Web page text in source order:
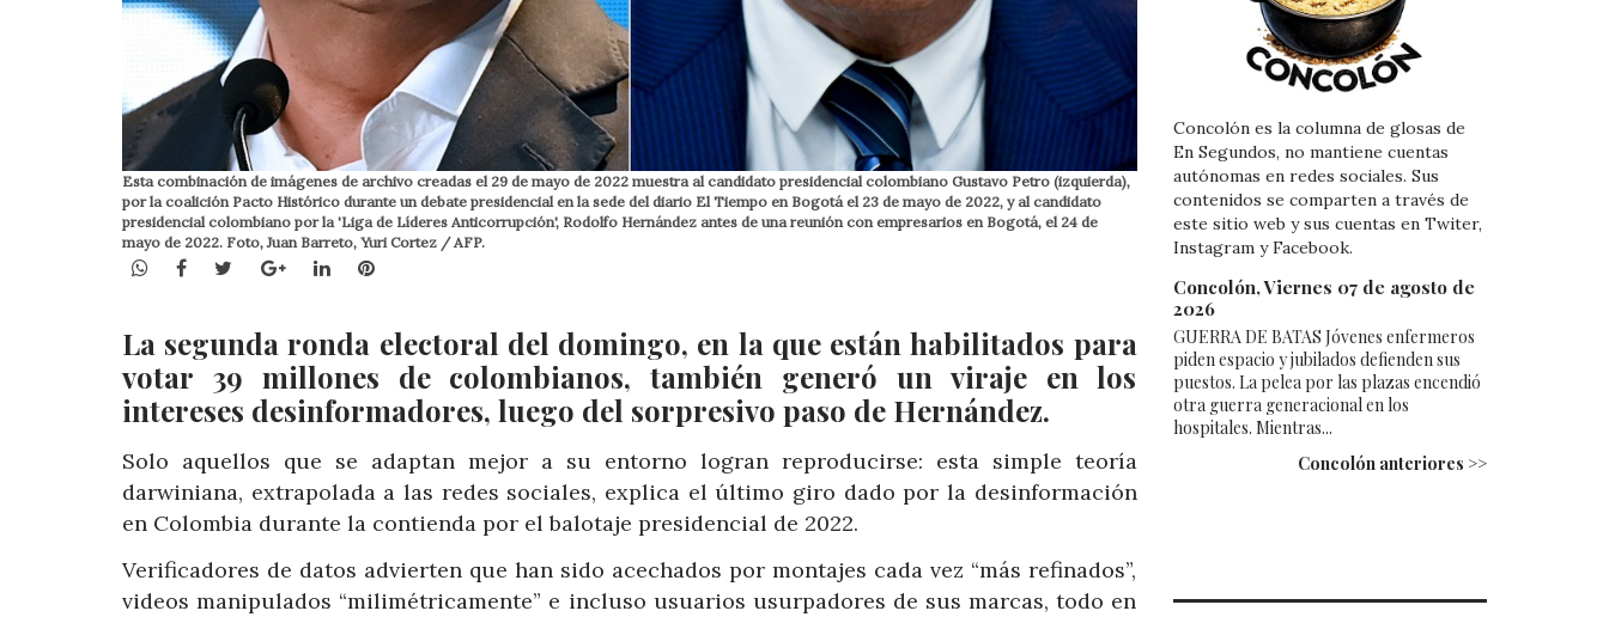
Esta combinación de imágenes de archivo creadas el 29 de mayo de 2022 muestra al candidato presidencial colombiano Gustavo Petro (izquierda),
por la coalición Pacto Histórico durante un debate presidencial en la sede del diario El Tiempo en Bogotá el 23 de mayo de 2022, y al candidato
presidencial colombiano por la 'Liga de Líderes Anticorrupción', Rodolfo Hernández antes de una reunión con empresarios en Bogotá, el 24 de
mayo de 2022. Foto, Juan Barreto, Yuri Cortez / AFP.
WhatsApp
Facebook
TwitterGoogle+LinkedInPinterest
La segunda ronda electoral del domingo, en la que están habilitados para
votar 39 millones de colombianos, también generó un viraje en los
intereses desinformadores, luego del sorpresivo paso de Hernández.
Solo aquellos que se adaptan mejor a su entorno logran reproducirse: esta simple teoría
darwiniana, extrapolada a las redes sociales, explica el último giro dado por la desinformación
en Colombia durante la contienda por el balotaje presidencial de 2022.
Verificadores de datos advierten que han sido acechados por montajes cada vez “más refinados”,
videos manipulados “milimétricamente” e incluso usuarios usurpadores de sus marcas, todo en
Concolón es la columna de glosas de
En Segundos, no mantiene cuentas
autónomas en redes sociales. Sus
contenidos se comparten a través de
este sitio web y sus cuentas en Twiter,
Instagram y Facebook.
Concolón, Viernes 07 de agosto de
2026
GUERRA DE BATAS Jóvenes enfermeros
piden espacio y jubilados defienden sus
puestos. La pelea por las plazas encendió
otra guerra generacional en los
hospitales. Mientras...
Concolón anteriores >>